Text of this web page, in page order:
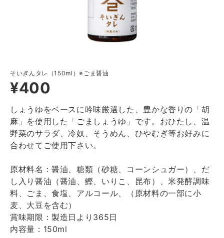
そいぎんタレ（150ml）※ごま醤油
¥400
しょうゆをベースに吟味厳選した、豊かな香りの「胡
麻」を使用した「ごましょうゆ」です。おひたし、温
野菜のサラダ、冷奴、そうめん、ひやむぎ等お好みに
合わせてご使用下さい。
原材料名：醤油、糖類（砂糖、コーンシュガー）、だ
し入り醤油（醤油、鰹、いりこ、昆布）、米発酵調味
料、ごま、食塩、アルコール、（原材料の一部に小
麦、大豆を含む）
賞味期限：製造日より365日
内容量：150ml